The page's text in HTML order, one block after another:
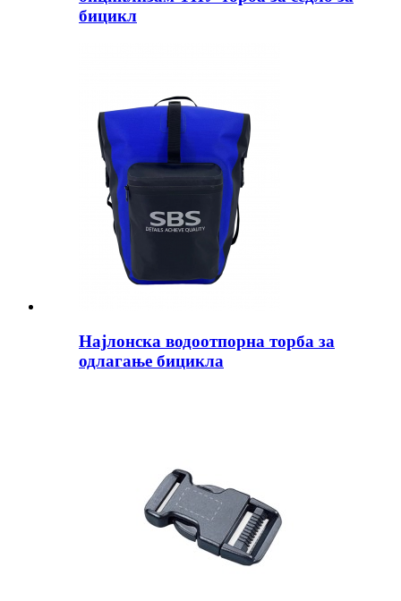
бицикл
Најлонска водоотпорна торба за
одлагање бицикла